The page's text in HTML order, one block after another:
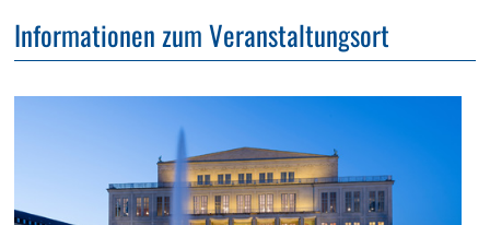
Informationen zum Veranstaltungsort